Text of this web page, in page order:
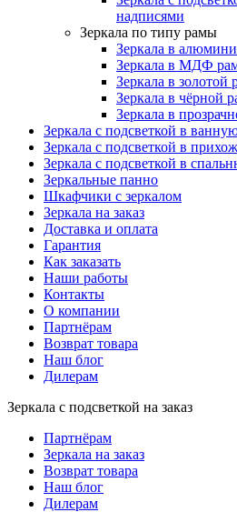
надписями
Зеркала по типу рамы
Зеркала в
Зеркала в МДФ
Зеркала в золотой
Зеркала в чёрной
Зеркала в
Зеркала с подсветкой в
Зеркала с подсветкой в
Зеркала с подсветкой в
Зеркальные панно
Шкафчики с зеркалом
Зеркала на заказ
Доставка и оплата
Гарантия
Как заказать
Наши работы
Контакты
О компании
Партнёрам
Возврат товара
Наш блог
Дилерам
Зеркала с подсветкой на заказ
Партнёрам
Зеркала на заказ
Возврат товара
Наш блог
Дилерам